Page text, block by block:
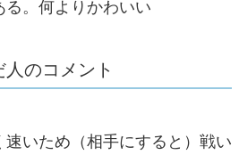
。何よりかわいい
のコメント
速いため（相手にすると）戦い